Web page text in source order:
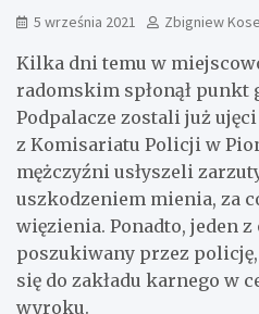
5 września 2021 Zbigniew
Kilka dni temu w
radomskim spłonął punkt
Podpalacze zostali już
z Komisariatu Policji w
mężczyźni usłyszeli
uszkodzeniem mienia, za
więzienia. Ponadto, jeden
poszukiwany przez
się do zakładu karnego w
wyroku.